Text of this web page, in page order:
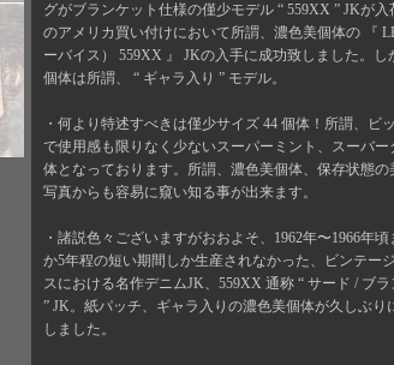
グがブランケット仕様の僅少モデル “ 559XX ” JKが入
のアメリカ買い付けにおいて所謂、濃色美個体の 『
ーバイス） 559XX 』 JKの入手に成功致しました。し
個体は所謂、 “ ギャラ入り ” モデル。
・何より特述すべきは僅少サイズ 44 個体！所謂、ビ
で使用感も限りなく少ないスーパーミント、スーバー
体となっております。所謂、濃色美個体、保存状態の
写真からも容易に窺い知る事が出来ます。
・諸説色々ございますがおおよそ、1962年〜1966年頃
か5年程の短い期間しか生産されなかった、ビンテー
スにおける名作デニムJK、559XX 通称 “ サード / ブラ
” JK。紙パッチ、ギャラ入りの濃色美個体が久しぶり
しました。